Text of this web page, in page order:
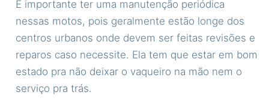
É importante ter uma manutenção periódica
nessas motos, pois geralmente estão longe dos
centros urbanos onde devem ser feitas revisões e
reparos caso necessite. Ela tem que estar em bom
estado pra não deixar o vaqueiro na mão nem o
serviço pra trás.